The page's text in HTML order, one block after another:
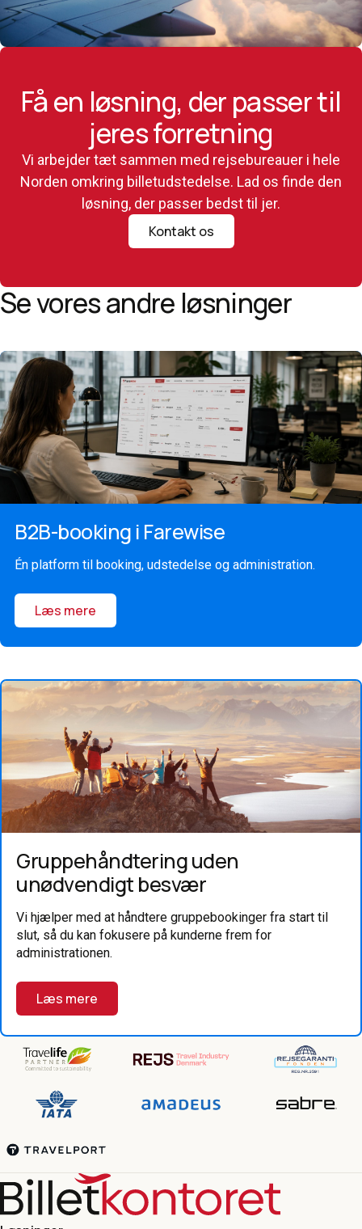
Få en løsning, der passer til
jeres forretning
Vi arbejder tæt sammen med rejsebureauer i hele
Norden omkring billetudstedelse. Lad os finde den
løsning, der passer bedst til jer.
Kontakt os
Se vores andre løsninger
B2B-booking i Farewise
Én platform til booking, udstedelse og administration.
Læs mere
Gruppehåndtering uden
unødvendigt besvær
Vi hjælper med at håndtere gruppebookinger fra start til
slut, så du kan fokusere på kunderne frem for
administrationen.
Læs mere